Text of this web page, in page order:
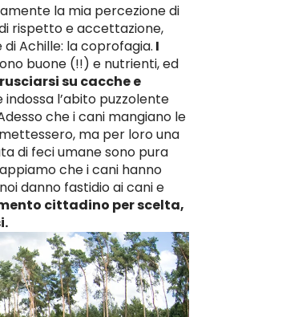
la mia percezione di
rispetto e accettazione,
Achille: la coprofagia. I
buone (!!) e nutrienti, ed
su cacche e
l’abito puzzolente
che i cani mangiano le
ma per loro una
di feci umane sono pura
che i cani hanno
danno fastidio ai cani e
cittadino per scelta,